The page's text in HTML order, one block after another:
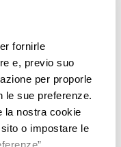
fornirle
e, previo suo
per proporle
le sue preferenze.
la nostra cookie
o impostare le
02:53
dei
14:39